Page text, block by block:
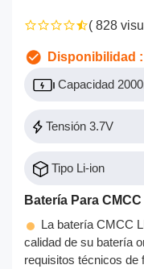
( 828
Disponibilidad :
Capacidad
Tensión 3.7V
Tipo Li-ion
Batería Para
La batería CMCC
calidad de su batería
requisitos técnicos de